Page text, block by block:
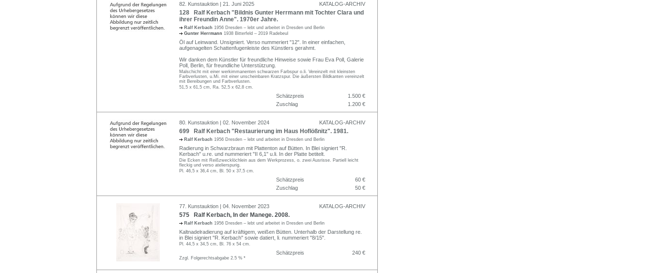
82. Kunstauktion | 21. Juni 2025 KATALOG-ARCHIV
128 Ralf Kerbach "Bildnis Gunter Herrmann mit Tochter Clara und
ihrer Freundin Anne". 1970er Jahre.
Ralf Kerbach 1956 Dresden – lebt und arbeitet in Dresden und Berlin
Gunter Herrmann 1938 Bitterfeld – 2019 Radebeul
Öl auf Leinwand. Unsigniert. Verso nummeriert "12". In einer einfachen,
aufgenagelten Schattenfugenleiste des Künstlers gerahmt.
Wir danken dem Künstler für freundliche Hinweise sowie Frau Eva Poll, Galerie
Poll, Berlin, für freundliche Unterstützung.
Malschicht mit einer werkimmanenten schwarzen Farbspur o.li. Vereinzelt mit kleinsten
Farbverlusten, u.Mi. mit einer unscheinbaren Kratzspur. Die äußersten Bildkanten vereinzelt
mit Bereibungen und Farbverlusten.
51,5 x 61,5 cm, Ra. 52,5 x 62,8 cm.
Schätzpreis
1.500 €
Zuschlag
1.200 €
80. Kunstauktion | 02. November 2024 KATALOG-ARCHIV
699 Ralf Kerbach "Restaurierung im Haus Hoflößnitz". 1981.
Ralf Kerbach 1956 Dresden – lebt und arbeitet in Dresden und Berlin
Radierung in Schwarzbraun mit Plattenton auf Bütten. In Blei signiert "R.
Kerbach" u.re. und nummeriert "II 6,1" u.li. In der Platte betitelt.
Die Ecken mit Reißzwecklöchlein aus dem Werkprozess, o. zwei Ausrisse. Partiell leicht
fleckig und verso atelierspurig.
Pl. 46,5 x 36,4 cm, Bl. 50 x 37,5 cm.
Schätzpreis
60 €
Zuschlag
50 €
77. Kunstauktion | 04. November 2023 KATALOG-ARCHIV
575 Ralf Kerbach, In der Manege. 2008.
Ralf Kerbach 1956 Dresden – lebt und arbeitet in Dresden und Berlin
Kaltnadelradierung auf kräftigem, weißen Bütten. Unterhalb der Darstellung re.
in Blei signiert "R. Kerbach" sowie datiert, li. nummeriert "8/15".
Pl. 44,5 x 34,5 cm, Bl. 76 x 54 cm.
Schätzpreis 240 €
Zzgl. Folgerechtsabgabe 2.5 % *